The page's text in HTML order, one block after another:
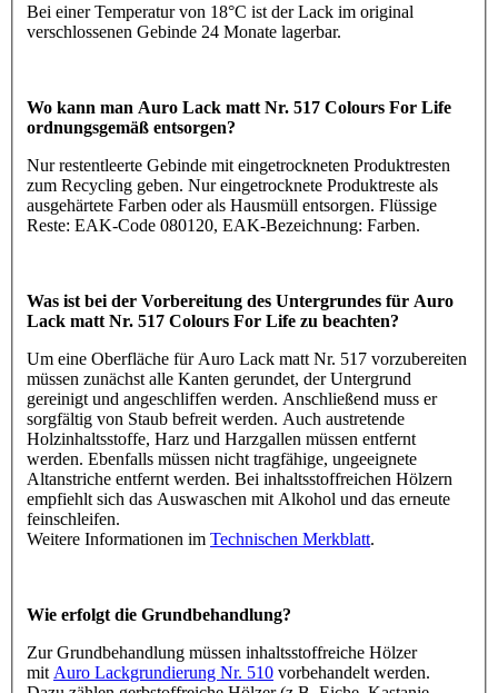
Bei einer Temperatur von 18°C ist der Lack im original
verschlossenen Gebinde 24 Monate lagerbar.
Wo kann man Auro Lack matt Nr. 517 Colours For Life
ordnungsgemäß entsorgen?
Nur restentleerte Gebinde mit eingetrockneten Produktresten
zum Recycling geben. Nur eingetrocknete Produktreste als
ausgehärtete Farben oder als Hausmüll entsorgen. Flüssige
Reste: EAK-Code 080120, EAK-Bezeichnung: Farben.
Was ist bei der Vorbereitung des Untergrundes für Auro
Lack matt Nr. 517 Colours For Life zu beachten?
Um eine Oberfläche für Auro Lack matt Nr. 517 vorzubereiten
müssen zunächst alle Kanten gerundet, der Untergrund
gereinigt und angeschliffen werden. Anschließend muss er
sorgfältig von Staub befreit werden. Auch austretende
Holzinhaltsstoffe, Harz und Harzgallen müssen entfernt
werden. Ebenfalls müssen nicht tragfähige, ungeeignete
Altanstriche entfernt werden. Bei inhaltsstoffreichen Hölzern
empfiehlt sich das Auswaschen mit Alkohol und das erneute
feinschleifen.
Weitere Informationen im Technischen Merkblatt.
Wie erfolgt die Grundbehandlung?
Zur Grundbehandlung müssen inhaltsstoffreiche Hölzer
mit Auro Lackgrundierung Nr. 510 vorbehandelt werden.